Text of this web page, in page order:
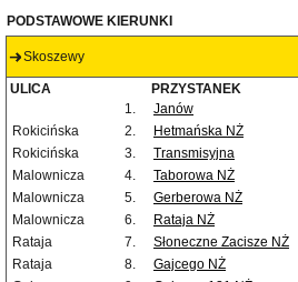
PODSTAWOWE KIERUNKI
Skoszewy
ULICA PRZYSTANEK
1.
Janów
Rokicińska
2. Hetmańska NŻ
Rokicińska
3. Transmisyjna
Malownicza
4. Taborowa NŻ
Malownicza
5. Gerberowa NŻ
Malownicza
6. Rataja NŻ
Rataja
7. Słoneczne Zacisze NŻ
Rataja
8. Gajcego NŻ